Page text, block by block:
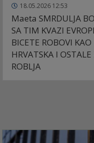
18.05.2026 12:53
Maeta SMRDULJA
SA TIM KVAZI
BICETE ROBOVI
HRVATSKA I
ROBLJA